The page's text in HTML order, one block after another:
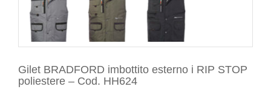
Gilet BRADFORD imbottito esterno i RIP STOP
poliestere – Cod. HH624